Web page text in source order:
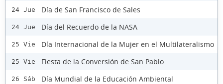
24 Jue Día de San Francisco de Sales
24 Jue Día del Recuerdo de la NASA
25 Vie Día Internacional de la Mujer en el Multilateralismo
25 Vie Fiesta de la Conversión de San Pablo
26 Sáb Día Mundial de la Educación Ambiental